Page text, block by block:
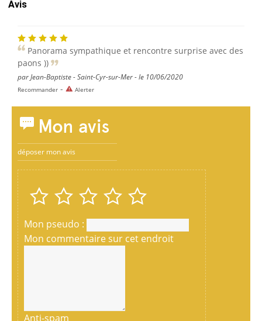
Avis
Panorama sympathique et rencontre surprise avec des
paons ))
par Jean-Baptiste - Saint-Cyr-sur-Mer - le 10/06/2020
Recommander - Alerter
Mon avis
déposer mon avis
Mon pseudo :
Mon commentaire sur cet endroit
Anti-spam